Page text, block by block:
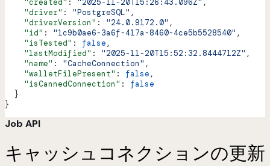
    "created"
: "2025-11-20T15:26:43.096Z" ,
    "driver"
: "PostgreSQL" ,
    "driverVersion"
: "24.0.9172.0" ,
    "id"
: "1c9b0ae6-3a6f-417a-8460-4ce5b5528540" ,
    "isTested"
: false,
    "lastModified"
: "2025-11-20T15:52:32.8444712Z" ,
    "name"
: "CacheConnection" ,
    "walletFilePresent"
: false,
    "isCannedConnection"
: false
  }
}
Job API
キャッシュコネクションの更新